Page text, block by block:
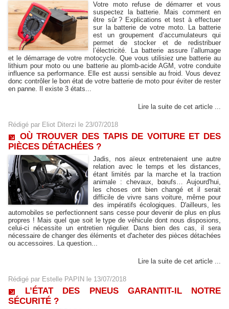
Votre moto refuse de démarrer et vous
suspectez la batterie. Mais comment en
être sûr ? Explications et test à effectuer
sur la batterie de votre moto. La batterie
est un groupement d’accumulateurs qui
permet de stocker et de redistribuer
l’électricité. La batterie assure l’allumage
et le démarrage de votre motocycle. Que vous utilisiez une batterie au
lithium pour moto ou une batterie au plomb-acide AGM, votre conduite
influence sa performance. Elle est aussi sensible au froid. Vous devez
donc contrôler le bon état de votre batterie de moto pour éviter de rester
en panne. Il existe 3 états...
Lire la suite de cet article ...
Rédigé par Eliot Diterzi le 23/07/2018
OÙ TROUVER DES TAPIS DE VOITURE ET DES
PIÈCES DÉTACHÉES ?
Jadis, nos aïeux entretenaient une autre
relation avec le temps et les distances,
étant limités par la marche et la traction
animale : chevaux, bœufs… Aujourd'hui,
les choses ont bien changé et il serait
difficile de vivre sans voiture, même pour
des impératifs écologiques. D'ailleurs, les
automobiles se perfectionnent sans cesse pour devenir de plus en plus
propres ! Mais quel que soit le type de véhicule dont nous disposions,
celui-ci nécessite un entretien régulier. Dans bien des cas, il sera
nécessaire de changer des éléments et d'acheter des pièces détachées
ou accessoires. La question...
Lire la suite de cet article ...
Rédigé par Estelle PAPIN le 13/07/2018
L’ÉTAT DES PNEUS GARANTIT-IL NOTRE
SÉCURITÉ ?